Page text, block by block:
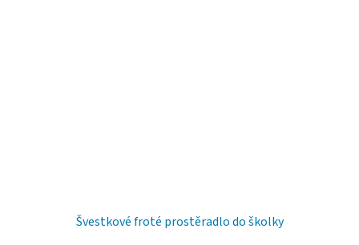
Švestkové froté prostěradlo do školky